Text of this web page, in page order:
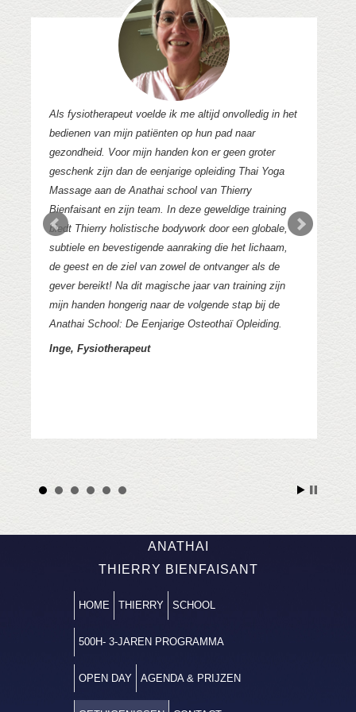
Als fysiotherapeut voelde ik me altijd onvolledig in het
bedienen van mijn patiënten op hun pad naar
gezondheid. Voor mijn handen kon er geen groter
geschenk zijn dan de eenjarige opleiding Thai Yoga
Massage aan de Anathai school van Thierry
Bienfaisant en zijn team. In deze geweldige training
biedt Thierry holistische bodywork door een globale,
subtiele en bevestigende aanraking die het lichaam,
de geest en de ziel van zowel de ontvanger als de
gever bereikt! Na dit magische jaar van training zijn
mijn handen hongerig naar de volgende stap bij de
Anathai School: De Eenjarige Osteothaï Opleiding.
Inge, Fysiotherapeut
ANATHAI
THIERRY BIENFAISANT
HOME THIERRY SCHOOL
500H- 3-JAREN PROGRAMMA
OPEN DAY AGENDA & PRIJZEN